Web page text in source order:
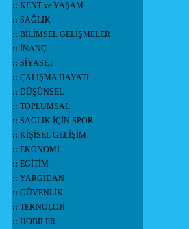
:: KENT ve YAŞAM
:: SAĞLIK
:: BİLİMSEL GELİŞMELER
:: İNANÇ
:: SİYASET
:: ÇALIŞMA HAYATI
:: DÜŞÜNSEL
:: TOPLUMSAL
:: SAGLIK İÇİN SPOR
:: KİŞİSEL GELİŞİM
:: EKONOMİ
:: EGİTİM
:: YARGIDAN
:: GÜVENLİK
:: TEKNOLOJİ
:: HOBİLER